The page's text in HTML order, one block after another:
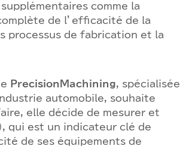
comme la
de l’efficacité de la
processus de fabrication et la
PrecisionMachining, spécialisée
automobile, souhaite
elle décide de mesurer et
qui est un indicateur clé de
de ses équipements de